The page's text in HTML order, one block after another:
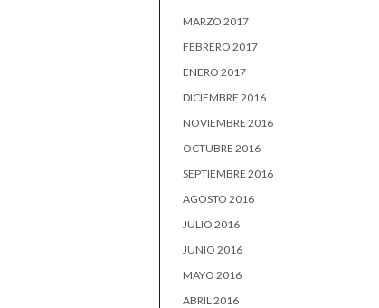
MARZO 2017
FEBRERO 2017
ENERO 2017
DICIEMBRE 2016
NOVIEMBRE 2016
OCTUBRE 2016
SEPTIEMBRE 2016
AGOSTO 2016
JULIO 2016
JUNIO 2016
MAYO 2016
ABRIL 2016